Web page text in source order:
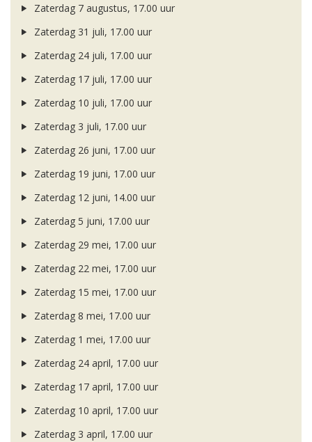
Zaterdag 7 augustus, 17.00 uur
Zaterdag 31 juli, 17.00 uur
Zaterdag 24 juli, 17.00 uur
Zaterdag 17 juli, 17.00 uur
Zaterdag 10 juli, 17.00 uur
Zaterdag 3 juli, 17.00 uur
Zaterdag 26 juni, 17.00 uur
Zaterdag 19 juni, 17.00 uur
Zaterdag 12 juni, 14.00 uur
Zaterdag 5 juni, 17.00 uur
Zaterdag 29 mei, 17.00 uur
Zaterdag 22 mei, 17.00 uur
Zaterdag 15 mei, 17.00 uur
Zaterdag 8 mei, 17.00 uur
Zaterdag 1 mei, 17.00 uur
Zaterdag 24 april, 17.00 uur
Zaterdag 17 april, 17.00 uur
Zaterdag 10 april, 17.00 uur
Zaterdag 3 april, 17.00 uur